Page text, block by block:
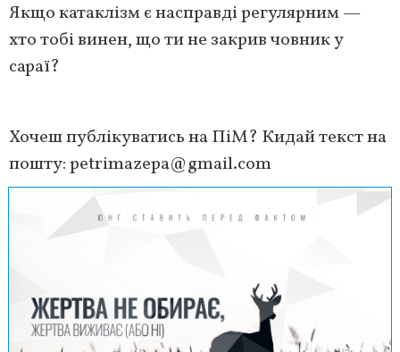
Якщо катаклізм є насправді регулярним —
хто тобі винен, що ти не закрив човник у
сараї?
Хочеш публікуватись на ПіМ? Кидай текст на
пошту:petrimazepa@gmail.com